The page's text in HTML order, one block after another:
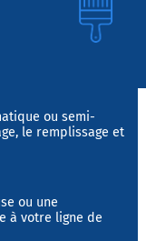
ou semi-
le remplissage et
ou une
à votre ligne de